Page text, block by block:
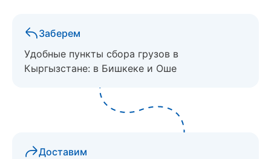
Заберем
Удобные пункты сбора грузов в
Кыргызстане: в Бишкеке и Оше
Доставим